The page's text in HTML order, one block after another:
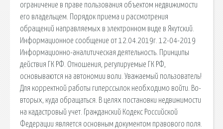
ограничение в праве пользования объектом недвижимости
его владельцем. Порядок приема и рассмотрения
обращений направляемых в электронном виде в Якутский.
Информационное сообщение от 12.04.2019г. 12-04-2019
Информационно-аналитическая деятельность. Принципы
действия ГК РФ. Отношения, регулируемые ГК РФ,
основываются на автономии воли. Уважаемый пользователь!
Для корректной работы гиперссылок необходимо войти. Во-
вторых, куда обращаться. В целях постановки недвижимости
на кадастровый учет. Гражданский Кодекс Российской
Федерации является основным документом правового поля.